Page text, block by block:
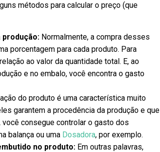
métodos para calcular o preço (que
Normalmente, a compra desses
porcentagem para cada produto. Para
ao valor da quantidade total. E, ao
e no embalo, você encontra o gasto
do produto é uma característica muito
garantem a procedência da produção e que
consegue controlar o gasto dos
balança ou uma Dosadora, por exemplo.
no produto: Em outras palavras,